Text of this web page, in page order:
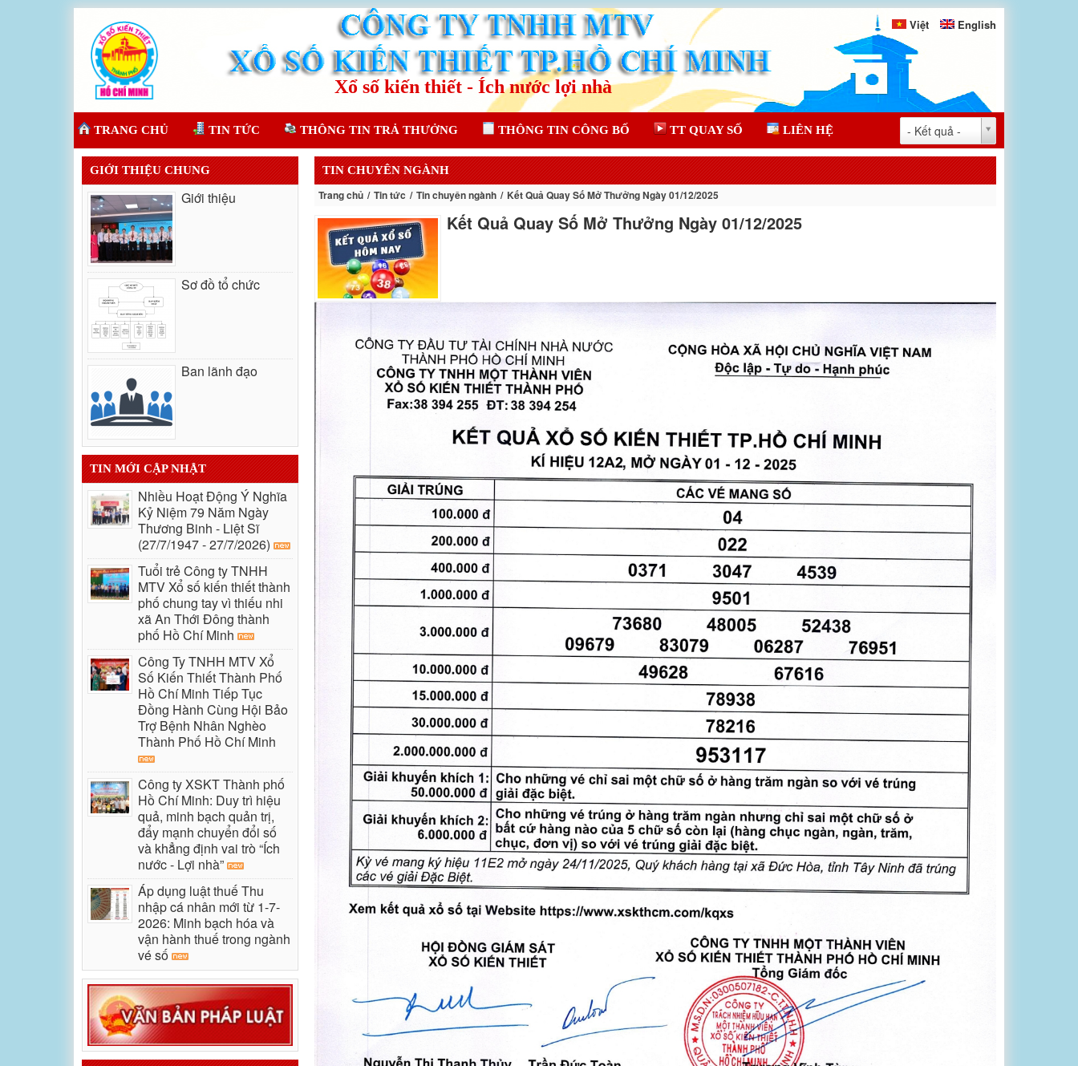
Việt English
TRANG CHỦ TIN TỨC THÔNG TIN TRẢ THƯỞNG THÔNG TIN CÔNG BỐ TT QUAY SỐ LIÊN HỆ - Kết quả -
TIN CHUYÊN NGÀNH
Trang chủ Tin tức Tin chuyên ngành Kết Quả Quay Số Mở Thưởng Ngày 01/12/2025
Kết Quả Quay Số Mở Thưởng Ngày 01/12/2025
GIỚI THIỆU CHUNG
Giới thiệu
Sơ đồ tổ chức
Ban lãnh đạo
TIN MỚI CẬP NHẬT
Nhiều Hoạt Động Ý Nghĩa
Kỷ Niệm 79 Năm Ngày
Thương Binh - Liệt Sĩ
(27/7/1947 - 27/7/2026)
Tuổi trẻ Công ty TNHH
MTV Xổ số kiến thiết thành
phố chung tay vì thiếu nhi
xã An Thới Đông thành
phố Hồ Chí Minh
Công Ty TNHH MTV Xổ
Số Kiến Thiết Thành Phố
Hồ Chí Minh Tiếp Tục
Đồng Hành Cùng Hội Bảo
Trợ Bệnh Nhân Nghèo
Thành Phố Hồ Chí Minh
Công ty XSKT Thành phố
Hồ Chí Minh: Duy trì hiệu
quả, minh bạch quản trị,
đẩy mạnh chuyển đổi số
và khẳng định vai trò “Ích
nước - Lợi nhà”
Áp dụng luật thuế Thu
nhập cá nhân mới từ 1-7-
2026: Minh bạch hóa và
vận hành thuế trong ngành
vé số